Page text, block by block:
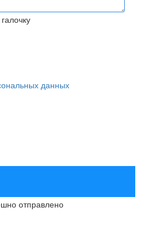
данных
отправлено